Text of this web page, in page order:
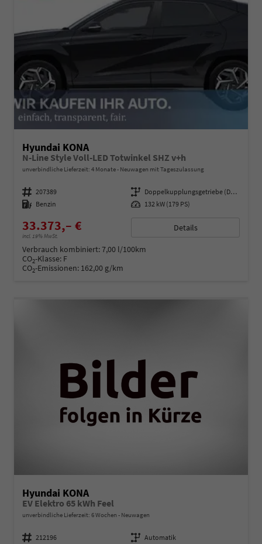
Hyundai KONA
N-Line Style Voll-LED Totwinkel SHZ v+h
unverbindliche Lieferzeit: 4 Monate Neuwagen mit Tageszulassung
Fahrzeugnummer 207389 Getriebe
Doppelkupplungsgetriebe (DSG)
Kraftstoff Benzin Leistung 132 kW (179 PS)
33.373,– €
incl. 19% MwSt.
Details
Verbrauch kombiniert:7,00 l/100km
CO2-Klasse: F
CO2-Emissionen: 162,00 g/km
Hyundai KONA
EV Elektro 65 kWh Feel
unverbindliche Lieferzeit: 6 Wochen Neuwagen
Fahrzeugnummer 212196 Getriebe Automatik